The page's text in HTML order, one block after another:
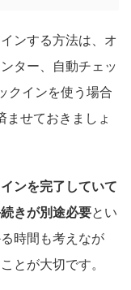
ンする方法は、オ
ター、自動チェッ
クインを使う場合
せておきましょ
ンを完了していて
きが別途必要とい
時間も考えなが
とが大切です。